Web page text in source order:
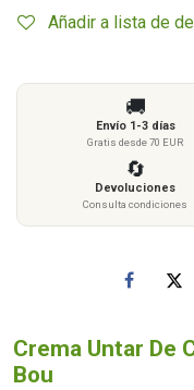
Añadir a lista de
🚚
Envío 1-3 días
Gratis desde 70 EUR
🔄
Devoluciones
Consulta condiciones
Crema Untar De
Bou